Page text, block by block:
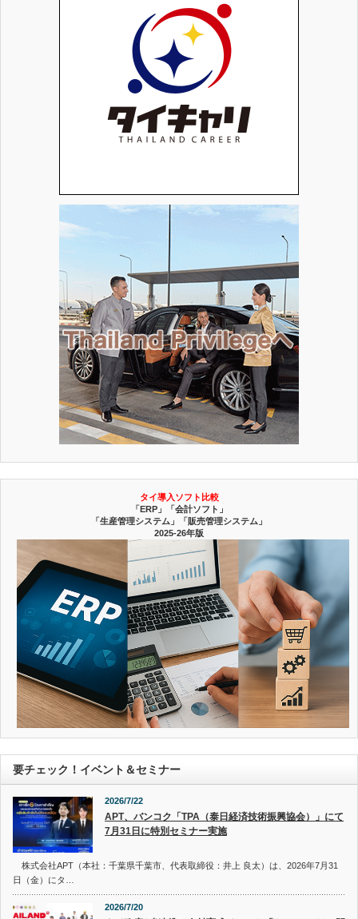
タイ導入ソフト比較
「ERP」「会計ソフト」
「生産管理システム」「販売管理システム」
2025-26年版
要チェック！イベント＆セミナー
2026/7/22
APT、バンコク「TPA（泰日経済技術振興協会）」にて
7月31日に特別セミナー実施
株式会社APT（本社：千葉県千葉市、代表取締役：井上 良太）は、2026年7月31
日（金）にタ…
2026/7/20